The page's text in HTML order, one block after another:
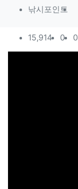
작성자 정보
낚시포인트
컨텐츠 정보
15,914조회
0추천
0